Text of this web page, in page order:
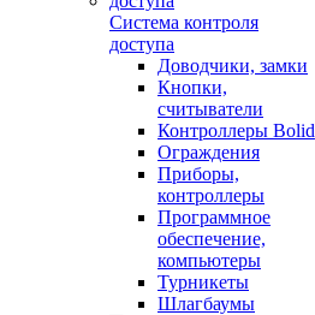
Система контроля
доступа
Доводчики, замки
Кнопки,
считыватели
Контроллеры Bolid
Ограждения
Приборы,
контроллеры
Программное
обеспечение,
компьютеры
Турникеты
Шлагбаумы